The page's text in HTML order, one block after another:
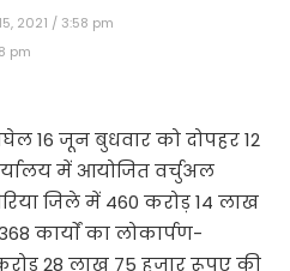
2021 / 3:58 pm
pm
16 जून बुधवार को दोपहर 12
में आयोजित वर्चुअल
जिले में 460 करोड़ 14 लाख
कार्याें का लोकार्पण-
28 लाख 75 हजार रूपए की